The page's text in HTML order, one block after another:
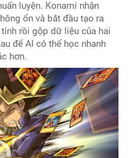
luyện. Konami nhận
ổn và bắt đầu tạo ra
rồi gộp dữ liệu của hai
để AI có thể học nhanh
hơn.